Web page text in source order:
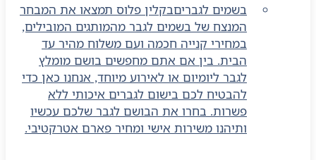
בשמים לגבריםבקלין פלוס תמצאו את המבחר
המנצח של בשמים לגבר מהמותגים המובילים,
במחירי קנייה חכמה ועם משלוח מהיר עד
הבית. בין אם אתם מחפשים בושם מומלץ
לגבר ליומיום או לאירוע מיוחד, אנחנו כאן כדי
להבטיח לכם בישום לגברים איכותי ללא
פשרות. בחרו את הבושם לגבר שלכם עכשיו
ותיהנו משירות אישי ומחיר פארם אטרקטיבי.